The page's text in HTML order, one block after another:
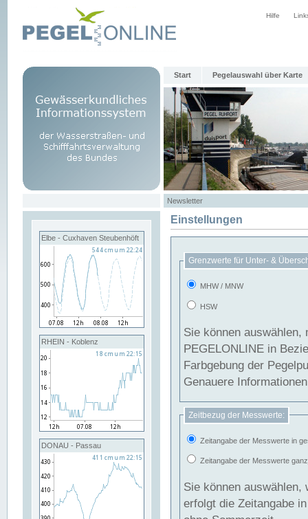
Hilfe
Start Pegelauswahl über Karte
Newsletter
Elbe - Cuxhaven Steubenhöft
RHEIN - Koblenz
DONAU - Passau
Einstellungen
Grenzwerte für Unter- &
MHW / MNW
HSW
Sie können
PEGELONLINE in Beziehung
Farbgebung der
Genauere
Zeitbezug der Messwerte:
Zeitangabe der Messwerte in
Zeitangabe der Messwerte
Sie können auswählen,
erfolgt die Zeitangabe